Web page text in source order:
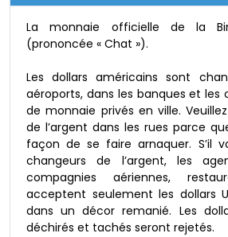
La monnaie officielle de la
(prononcée « Chat »).
Les dollars américains sont
aéroports, dans les banques et les
de monnaie privés en ville.
de l’argent dans les rues parce
façon de se faire arnaquer. S’il
changeurs de l’argent, les
compagnies aériennes,
acceptent seulement les dollars
dans un décor remanié. Les
déchirés et tachés seront rejetés.